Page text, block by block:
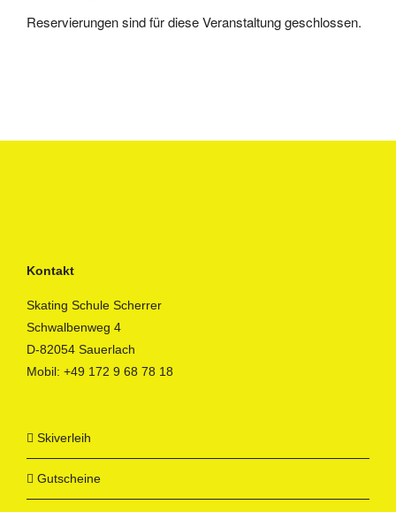
Reservierungen sind für diese Veranstaltung geschlossen.
Kontakt
Skating Schule Scherrer
Schwalbenweg 4
D-82054 Sauerlach
Mobil: +49 172 9 68 78 18
Skiverleih
Gutscheine